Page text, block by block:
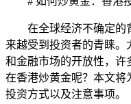
在全球经济不确定的
来越受到投资者的青睐。
和金融市场的开放性，许
在香港炒黄金呢？本文将
投资方式以及注意事项。